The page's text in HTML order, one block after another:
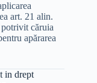
art. 21 alin.
căruia
apărarea
in drept